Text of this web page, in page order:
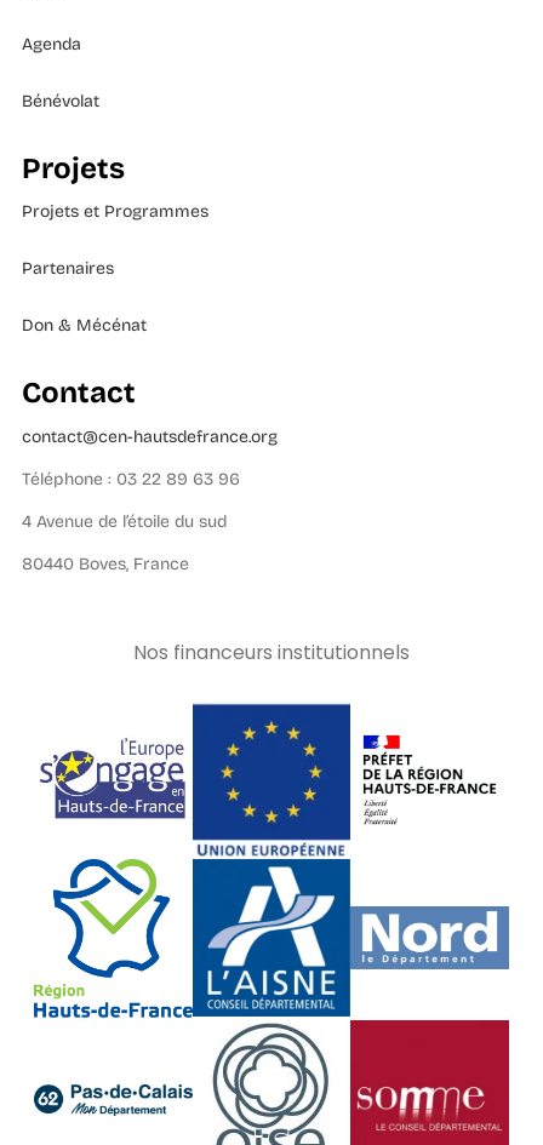
Agenda
Bénévolat
Projets
Projets et Programmes
Partenaires
Don & Mécénat
Contact
contact@cen-hautsdefrance.org
Téléphone : 03 22 89 63 96
4 Avenue de l’étoile du sud
80440 Boves, France
Nos financeurs institutionnels